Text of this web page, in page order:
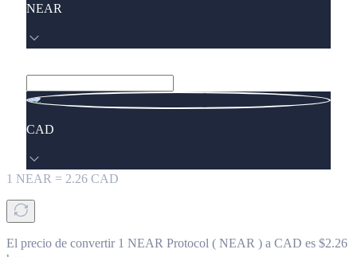
NEAR
CAD
1 NEAR = 2.26 CAD
El precio de convertir 1 NEAR Protocol ( NEAR ) a CAD es $2.26